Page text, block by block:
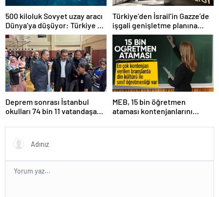
500 kiloluk Sovyet uzay aracı
Dünya’ya düşüyor: Türkiye de
risk altında
Türkiye’den İsrail’in Gazze’de
işgali genişletme planına
tepki
Deprem sonrası İstanbul
okulları 74 bin 11 vatandaşa
MEB, 15 bin öğretmen
ataması kontenjanlarını